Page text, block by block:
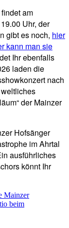
am
Uhr, der
gibt es noch, hier
kann man sie
Ihr ebenfalls
laden die
nach
der Mainzer
Hofsänger
im Ahrtal
ausführliches
könnt Ihr
Mainzer
beim